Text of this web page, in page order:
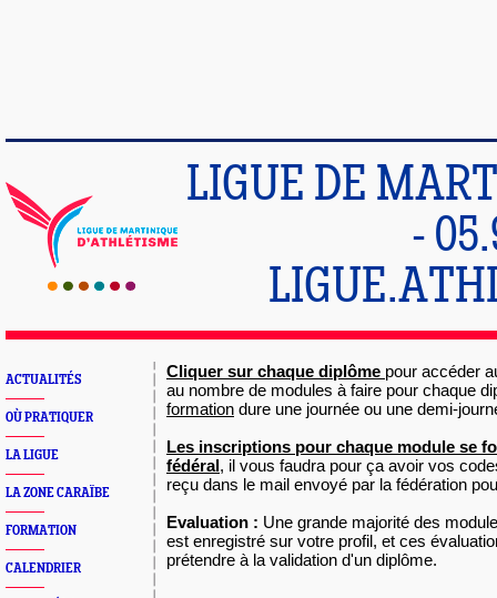
LIGUE DE
-
ACTUALITÉS
OÙ PRATIQUER
LA LIGUE
LA ZONE CARAÏBE
FORMATION
CALENDRIER
Cliquer sur chaque diplôme pour accéder
au nombre de modules à faire pour chaque
formation dure une journée ou une demi-
Les inscriptions pour chaque module se
fédéral, il vous faudra pour ça avoir vos
reçu dans le mail envoyé par la fédération
Evaluation : Une grande majorité des
est enregistré sur votre profil, et ces
prétendre à la validation d'un diplôme.